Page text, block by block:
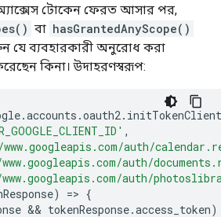
টোকেন ফেরত আসার পর,
বা hasGrantedAnyScope()
যে ব্যবহারকারী অনুরোধ করা
কিনা। উদাহরণস্বরূপ:
.accounts .oauth2. initTokenClient
,
auth/
auth/
auth/
) => {
&& tokenResponse.access_token)